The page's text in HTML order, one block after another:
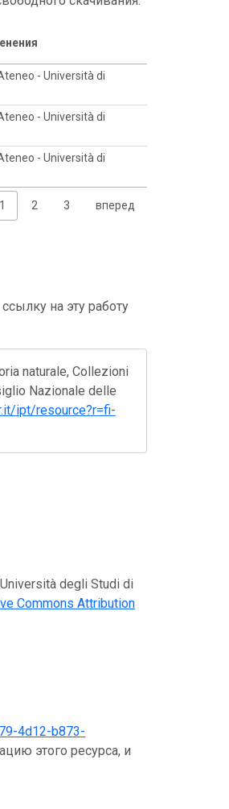
- Università di
- Università di
- Università di
1 2 3 вперед
на эту работу
naturale, Collezioni
Nazionale delle
ipt/resource?r=fi-
degli Studi di
Commons Attribution
4d12-b873-
этого ресурса, и